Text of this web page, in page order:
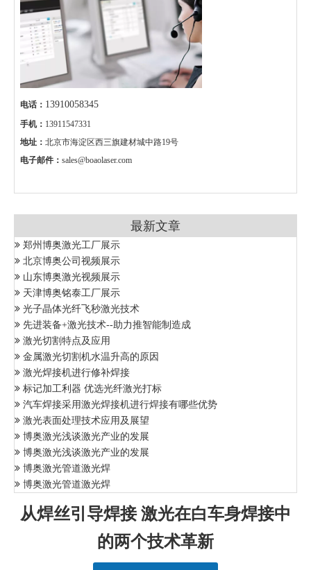
电话： 13910058345
手机： 13911547331
地址： 北京市海淀区西三旗建材城中路19号
电子邮件： sales@boaolaser.com
最新文章
郑州博奥激光工厂展示
北京博奥公司视频展示
山东博奥激光视频展示
天津博奥铭泰工厂展示
光子晶体光纤飞秒激光技术
先进装备+激光技术--助力推智能制造成
激光切割特点及应用
金属激光切割机水温升高的原因
激光焊接机进行修补焊接
标记加工利器 优选光纤激光打标
汽车焊接采用激光焊接机进行焊接有哪些优势
激光表面处理技术应用及展望
博奥激光浅谈激光产业的发展
博奥激光浅谈激光产业的发展
博奥激光管道激光焊
博奥激光管道激光焊
从焊丝引导焊接 激光在白车身焊接中
的两个技术革新